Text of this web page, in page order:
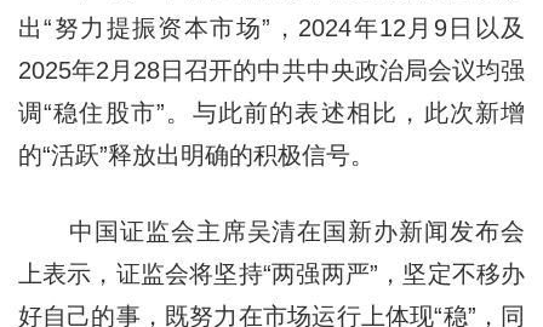
出“努力提振资本市场”，2024年12月9日以及
2025年2月28日召开的中共中央政治局会议均强
调“稳住股市”。与此前的表述相比，此次新增
的“活跃”释放出明确的积极信号。
中国证监会主席吴清在国新办新闻发布会
上表示，证监会将坚持“两强两严”，坚定不移办
好自己的事，既努力在市场运行上体现“稳”，同